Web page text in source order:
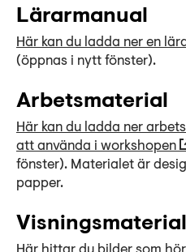
Lärarmanual
Här kan du ladda ner en
(öppnas i nytt fönster).
Arbetsmaterial
Här kan du ladda ner
att använda i workshopen
fönster). Materialet är
papper.
Visningsmaterial